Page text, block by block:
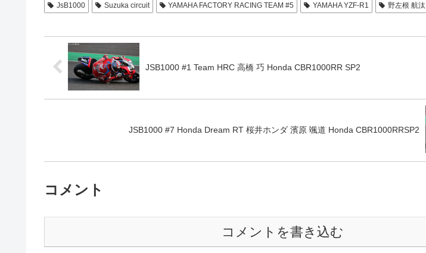
JsB1000 Suzuka circuit YAMAHA FACTORY RACING TEAM #5 YAMAHA YZF-R1 野左根 航汰
JSB1000 #1 Team HRC 高橋 巧 Honda CBR1000RR SP2
JSB1000 #7 Honda Dream RT 桜井ホンダ 濱原 颯道 Honda CBR1000RRSP2
コメント
コメントを書き込む